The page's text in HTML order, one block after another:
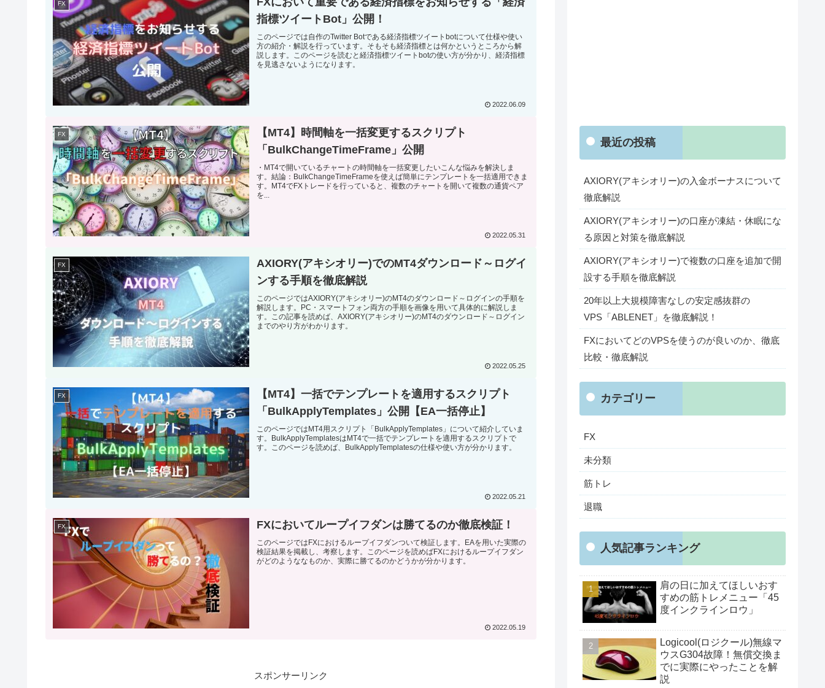
FX
指標ツイートBot」公開！
このページでは自作のTwitter Botである経済指標ツイートbotについて仕様や使い
方の紹介・解説を行っています。そもそも経済指標とは何かというところから解
説します。このページを読むと経済指標ツイートbotの使い方が分かり、経済指標
を見逃さないようになります。
2022.06.09
FX
【MT4】時間軸を一括変更するスクリプト
「BulkChangeTimeFrame」公開
・MT4で開いているチャートの時間軸を一括変更したいこんな悩みを解決しま
す。結論：BulkChangeTimeFrameを使えば簡単にテンプレートを一括適用できま
す。MT4でFXトレードを行っていると、複数のチャートを開いて複数の通貨ペア
を...
2022.05.31
FX
AXIORY(アキシオリー)でのMT4ダウンロード～ログイ
ンする手順を徹底解説
このページではAXIORY(アキシオリー)のMT4のダウンロード～ログインの手順を
解説します。PC・スマートフォン両方の手順を画像を用いて具体的に解説しま
す。この記事を読めば、AXIORY(アキシオリー)のMT4のダウンロード～ログイン
までのやり方がわかります。
2022.05.25
FX
【MT4】一括でテンプレートを適用するスクリプト
「BulkApplyTemplates」公開【EA一括停止】
このページではMT4用スクリプト「BulkApplyTemplates」について紹介していま
す。BulkApplyTemplatesはMT4で一括でテンプレートを適用するスクリプトで
す。このページを読めば、BulkApplyTemplatesの仕様や使い方が分かります。
2022.05.21
FX FXにおいてループイフダンは勝てるのか徹底検証！
このページではFXにおけるループイフダンついて検証します。EAを用いた実際の
検証結果を掲載し、考察します。このページを読めばFXにおけるループイフダン
がどのようななものか、実際に勝てるのかどうかが分かります。
2022.05.19
スポンサーリンク
最近の投稿
AXIORY(アキシオリー)の入金ボーナスについて
徹底解説
AXIORY(アキシオリー)の口座が凍結・休眠にな
る原因と対策を徹底解説
AXIORY(アキシオリー)で複数の口座を追加で開
設する手順を徹底解説
20年以上大規模障害なしの安定感抜群の
VPS「ABLENET」を徹底解説！
FXにおいてどのVPSを使うのが良いのか、徹底
比較・徹底解説
カテゴリー
FX
未分類
筋トレ
退職
人気記事ランキング
肩の日に加えてほしいおす
すめの筋トレメニュー「45
度インクラインロウ」
Logicool(ロジクール)無線マ
ウスG304故障！無償交換ま
でに実際にやったことを解
説